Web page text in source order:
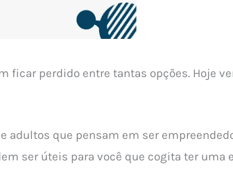
ficar perdido entre tantas opções. Hoje
que pensam em ser
ser úteis para você que cogita ter uma